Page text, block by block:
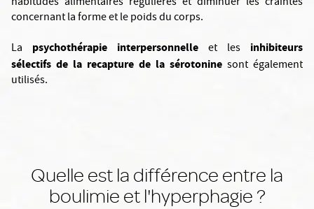
concernant la forme et le poids du corps.
La
psychothérapie interpersonnelle et les
inhibiteurs
sélectifs de la recapture de la sérotonine sont également
utilisés.
Quelle est la différence entre la
boulimie et l'hyperphagie ?